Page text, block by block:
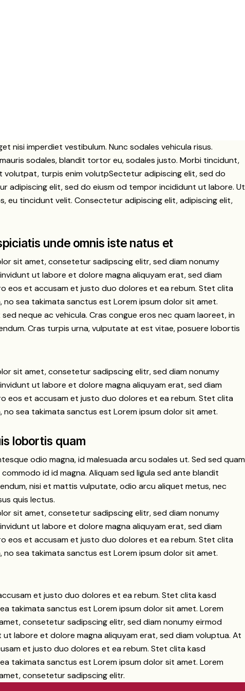
nisi imperdiet vestibulum. Nunc sodales vehicula risus.
sodales, blandit tortor eu, sodales justo. Morbi tincidunt,
volutpat, turpis enim volutpSectetur adipiscing elit, sed do
adipiscing elit, sed do eiusm od tempor incididunt ut labore. Ut
eu tincidunt velit. Consectetur adipiscing elit, adipiscing elit,
unde omnis iste natus et
sit amet, consetetur sadipscing elitr, sed diam nonumy
ut labore et dolore magna aliquyam erat, sed diam
eos et accusam et justo duo dolores et ea rebum. Stet clita
no sea takimata sanctus est Lorem ipsum dolor sit amet.
neque ac vehicula. Cras congue eros nec quam laoreet, in
Cras turpis urna, vulputate at est vitae, posuere lobortis
sit amet, consetetur sadipscing elitr, sed diam nonumy
ut labore et dolore magna aliquyam erat, sed diam
eos et accusam et justo duo dolores et ea rebum. Stet clita
no sea takimata sanctus est Lorem ipsum dolor sit amet.
lobortis quam
odio magna, id malesuada arcu sodales ut. Sed sed quam
id id magna. Aliquam sed ligula sed ante blandit
nisi et mattis vulputate, odio arcu aliquet metus, nec
quis lectus.
sit amet, consetetur sadipscing elitr, sed diam nonumy
ut labore et dolore magna aliquyam erat, sed diam
eos et accusam et justo duo dolores et ea rebum. Stet clita
no sea takimata sanctus est Lorem ipsum dolor sit amet.
et justo duo dolores et ea rebum. Stet clita kasd
takimata sanctus est Lorem ipsum dolor sit amet. Lorem
consetetur sadipscing elitr, sed diam nonumy eirmod
labore et dolore magna aliquyam erat, sed diam voluptua. At
et justo duo dolores et ea rebum. Stet clita kasd
takimata sanctus est Lorem ipsum dolor sit amet. Lorem
consetetur sadipscing elitr.